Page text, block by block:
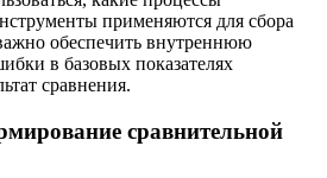
применяются для сбора
обеспечить внутреннюю
в базовых показателях
сравнения.
сравнительной